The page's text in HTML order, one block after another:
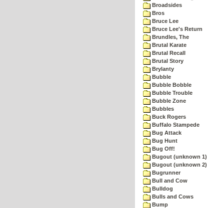
Broadsides
Bros
Bruce Lee
Bruce Lee's Return
Brundles, The
Brutal Karate
Brutal Recall
Brutal Story
Brylanty
Bubble
Bubble Bobble
Bubble Trouble
Bubble Zone
Bubbles
Buck Rogers
Buffalo Stampede
Bug Attack
Bug Hunt
Bug Off!
Bugout (unknown 1)
Bugout (unknown 2)
Bugrunner
Bull and Cow
Bulldog
Bulls and Cows
Bump